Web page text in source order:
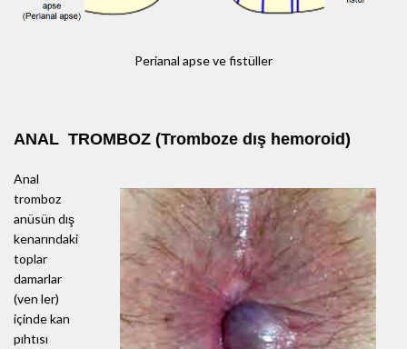
Perianal apse ve fistüller
ANAL TROMBOZ (Tromboze dış hemoroid)
Anal
tromboz
anüsün dış
kenarındaki
toplar
damarlar
(ven ler)
içinde kan
pıhtısı